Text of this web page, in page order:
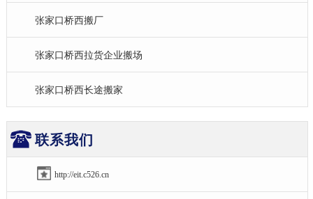
张家口桥西搬厂
张家口桥西拉货企业搬场
张家口桥西长途搬家
联系我们
http://eit.c526.cn